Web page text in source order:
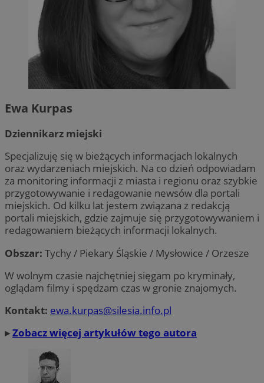
Ewa Kurpas
Dziennikarz miejski
Specjalizuję się w bieżących informacjach lokalnych
oraz wydarzeniach miejskich. Na co dzień odpowiadam
za monitoring informacji z miasta i regionu oraz szybkie
przygotowywanie i redagowanie newsów dla portali
miejskich. Od kilku lat jestem związana z redakcją
portali miejskich, gdzie zajmuje się przygotowywaniem i
redagowaniem bieżących informacji lokalnych.
Obszar: Tychy / Piekary Śląskie / Mysłowice / Orzesze
W wolnym czasie najchętniej sięgam po kryminały,
oglądam filmy i spędzam czas w gronie znajomych.
Kontakt: ewa.kurpas@silesia.info.pl
▸Zobacz więcej artykułów tego autora